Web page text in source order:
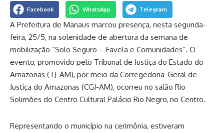
Facebook WhatsApp Telegram
A Prefeitura de Manaus marcou presença, nesta segunda-
feira, 25/5, na solenidade de abertura da semana de
mobilização “Solo Seguro – Favela e Comunidades”. O
evento, promovido pelo Tribunal de Justiça do Estado do
Amazonas (TJ-AM), por meio da Corregedoria-Geral de
Justiça do Amazonas (CGJ-AM), ocorreu no salão Rio
Solimões do Centro Cultural Palácio Rio Negro, no Centro.
Representando o município na cerimônia, estiveram